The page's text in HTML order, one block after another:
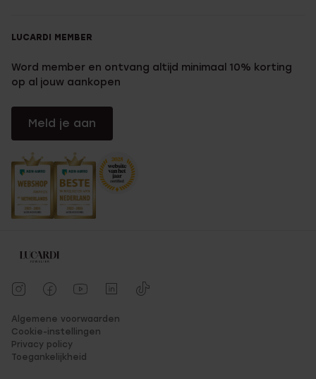
LUCARDI MEMBER
Word member en ontvang altijd minimaal 10% korting
op al jouw aankopen
Meld je aan
Algemene voorwaarden
Cookie-instellingen
Privacy policy
Toegankelijkheid